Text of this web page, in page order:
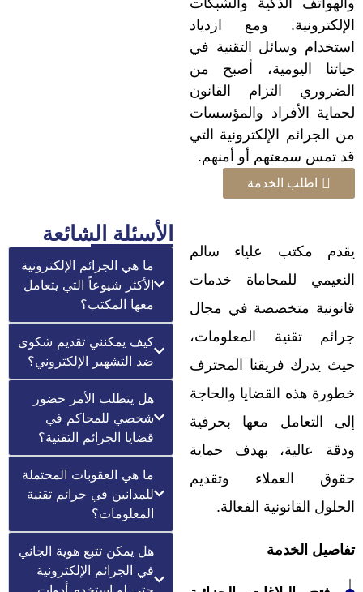
والهواتف الذكية والشبكات
الإلكترونية. ومع ازدياد
استخدام وسائل التقنية في
حياتنا اليومية، أصبح من
الضروري التزام القانون
لحماية الأفراد والمؤسسات
من الجرائم الإلكترونية التي
قد تمس سمعتهم أو أمنهم.
اطلب الخدمة
يقدم مكتب علياء سالم
النعيمي للمحاماة خدمات
قانونية متخصصة في مجال
جرائم تقنية المعلومات،
حيث يدرك فريقنا المحترف
خطورة هذه القضايا والحاجة
إلى التعامل معها بحرفية
ودقة عالية، بهدف حماية
حقوق العملاء وتقديم
الحلول القانونية الفعالة.
تفاصيل الخدمة
الأسئلة الشائعة
ما هي الجرائم الإلكترونية
الأكثر شيوعاً التي يتعامل
معها المكتب؟
كيف يمكنني تقديم شكوى
ضد التشهير الإلكتروني؟
هل يتطلب الأمر حضور
شخصي للمحاكم في
قضايا الجرائم التقنية؟
ما هي العقوبات المحتملة
للمدانين في جرائم تقنية
المعلومات؟
هل يمكن تتبع هوية الجاني
في الجرائم الإلكترونية